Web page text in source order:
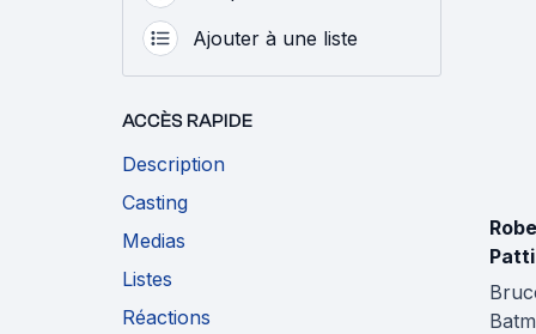
Ajouter à une liste
ACCÈS RAPIDE
Description
Casting
Medias
Listes
Réactions